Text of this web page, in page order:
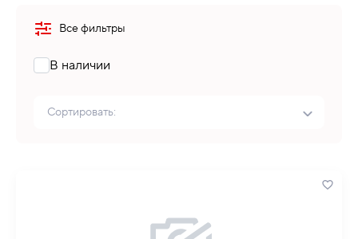
Все фильтры
В наличии
Сортировать: